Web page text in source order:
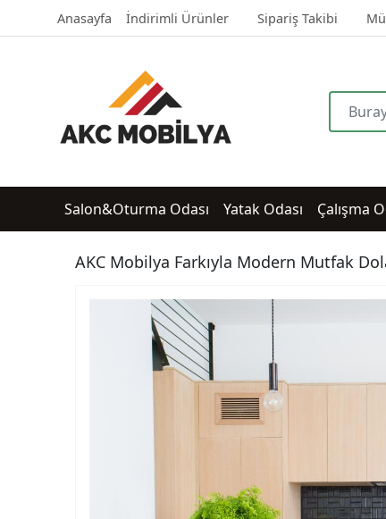
Anasayfa İndirimli Ürünler Sipariş Takibi
Salon&Oturma Odası Yatak Odası Çalışma
AKC Mobilya Farkıyla Modern Mutfak